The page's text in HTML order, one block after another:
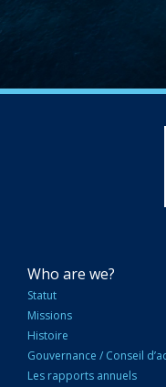
NAVIGATION
PRINCIPALE
Who are we?
Statut
Missions
Histoire
Gouvernance / Conseil
Les rapports annuels